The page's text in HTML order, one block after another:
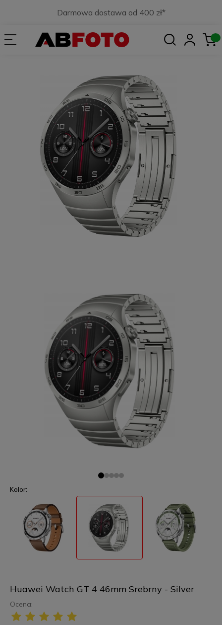
Darmowa dostawa od 400 zł*
Huawei Watch GT 4 46mm Srebrny - Silver
Ocena:
Kolor: